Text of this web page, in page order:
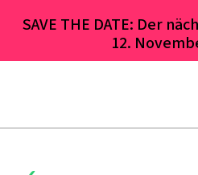
SAVE THE DATE: Der
12.